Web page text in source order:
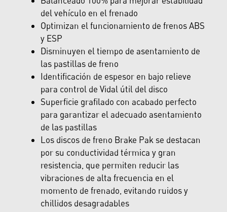
del vehículo en el frenado
Optimizan el funcionamiento de frenos ABS
y ESP
Disminuyen el tiempo de asentamiento de
las pastillas de freno
Identificación de espesor en bajo relieve
para control de Vidal útil del disco
Superficie grafilado con acabado perfecto
para garantizar el adecuado asentamiento
de las pastillas
Los discos de freno Brake Pak se destacan
por su conductividad térmica y gran
resistencia, que permiten reducir las
vibraciones de alta frecuencia en el
momento de frenado, evitando ruidos y
chillidos desagradables